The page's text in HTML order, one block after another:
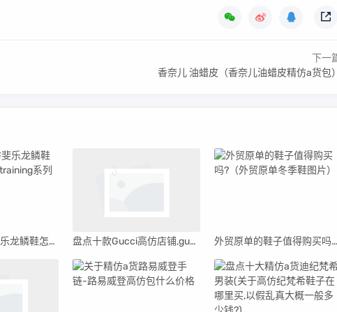
下一
香奈儿 油蜡皮（香奈儿油蜡皮精仿a货包）
【热荐】高仿斐乐龙鳞鞋怎么清洗 _斐乐training系列 盘点十款Gucci高仿店铺,gucci高仿在哪买 外贸原单的鞋子值得购买吗?（外贸原单冬季鞋图片）